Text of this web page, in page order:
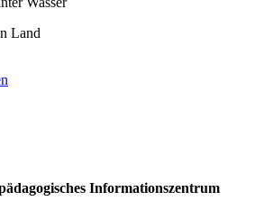
Informationszentrum